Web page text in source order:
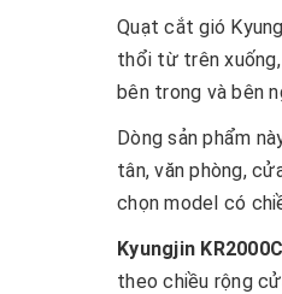
Quạt cắt gió
thổi từ trên
bên trong và bên
Dòng sản phẩm
tân, văn phòng,
chọn model có
Kyungjin KR2000C
theo chiều rộng